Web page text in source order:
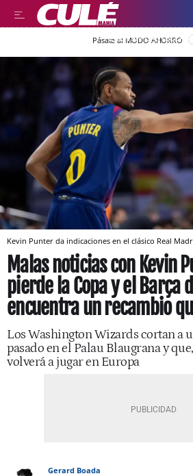
LEER EN
Pásate al MODO AHORRO
Kevin Punter da indicaciones en el clásico Real
Malas noticias con Kevin
pierde la Copa y el Barça
encuentra un recambio
Los Washington Wizards cortan a
pasado en el Palau Blaugrana y
volverá a jugar en Europa
Gerard Boada